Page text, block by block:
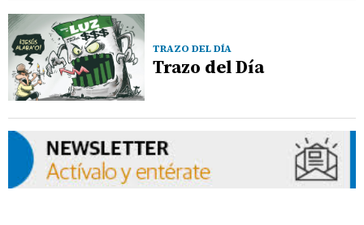
TRAZO DEL DÍA
Trazo del Día